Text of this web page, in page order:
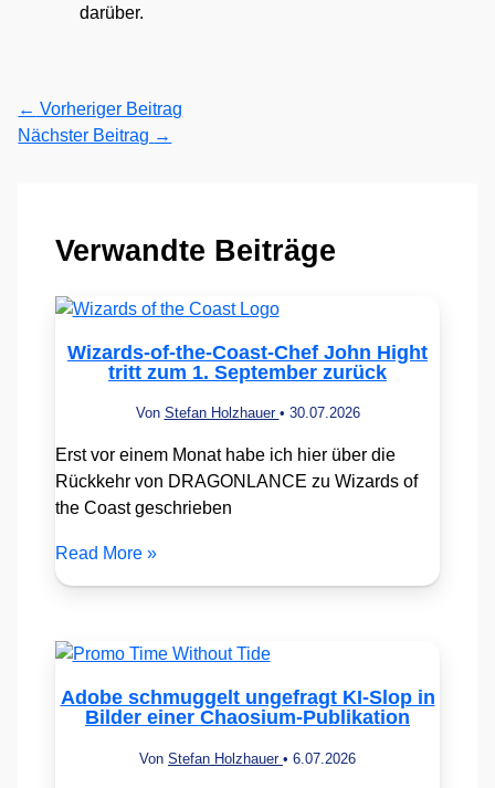
darüber.
← Vorheriger Beitrag
Nächster Beitrag →
Verwandte Beiträge
Wizards-of-the-Coast-Chef John Hight
tritt zum 1. September zurück
Von Stefan Holzhauer • 30.07.2026
Erst vor einem Monat habe ich hier über die
Rückkehr von DRAGONLANCE zu Wizards of
the Coast geschrieben
Read More »
Adobe schmuggelt ungefragt KI-Slop in
Bilder einer Chaosium-Publikation
Von Stefan Holzhauer • 6.07.2026